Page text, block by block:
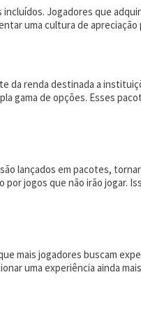
Jogadores que
uma cultura de
da renda destinada a
gama de opções. Esses
lançados em pacotes,
jogos que não irão jogar.
mais jogadores buscam
uma experiência ainda